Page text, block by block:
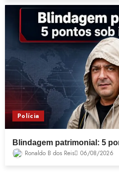
Polícia
Blindagem patrimonial: 5
Ronaldo B dos Reis 06/08/2026